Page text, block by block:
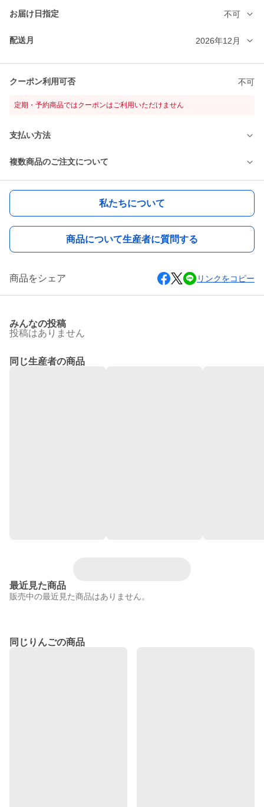
お届け日指定 不可
配送月 2026年12月
クーポン利用可否 不可
定期・予約商品ではクーポンはご利用いただけません
支払い方法
複数商品のご注文について
私たちについて
商品について生産者に質問する
商品をシェア リンクをコピー
みんなの投稿
投稿はありません
同じ生産者の商品
最近見た商品
販売中の最近見た商品はありません。
同じりんごの商品